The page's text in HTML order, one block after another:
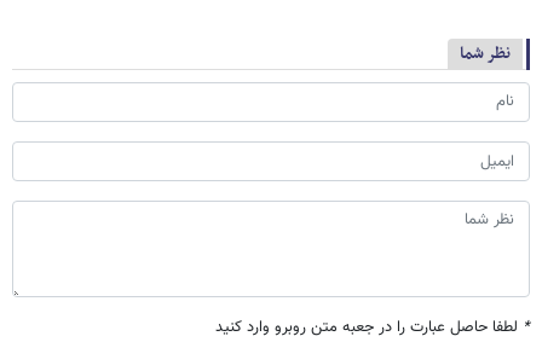
نظر شما
* لطفا حاصل عبارت را در جعبه متن روبرو وارد کنید